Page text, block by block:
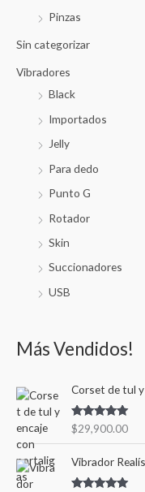
Pinzas
Sin categorizar
Vibradores
Black
Importados
Jelly
Para dedo
Punto G
Rotador
Skin
Succionadores
USB
Más Vendidos!
Corset de tul
Valorado en
5.00de 5
$29,900.00
Vibrador